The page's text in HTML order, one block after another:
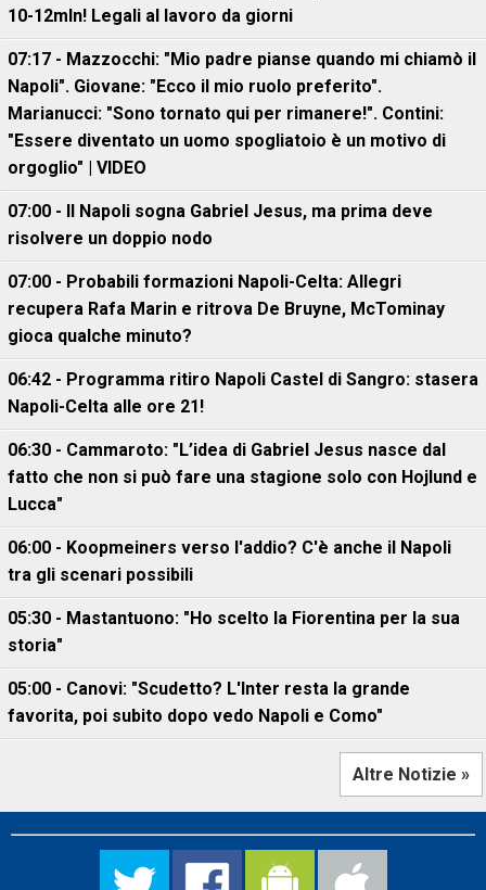
10-12mln! Legali al lavoro da giorni
07:17 - Mazzocchi: "Mio padre pianse quando mi chiamò il
Napoli". Giovane: "Ecco il mio ruolo preferito".
Marianucci: "Sono tornato qui per rimanere!". Contini:
"Essere diventato un uomo spogliatoio è un motivo di
orgoglio" | VIDEO
07:00 - Il Napoli sogna Gabriel Jesus, ma prima deve
risolvere un doppio nodo
07:00 - Probabili formazioni Napoli-Celta: Allegri
recupera Rafa Marin e ritrova De Bruyne, McTominay
gioca qualche minuto?
06:42 - Programma ritiro Napoli Castel di Sangro: stasera
Napoli-Celta alle ore 21!
06:30 - Cammaroto: "L’idea di Gabriel Jesus nasce dal
fatto che non si può fare una stagione solo con Hojlund e
Lucca"
06:00 - Koopmeiners verso l'addio? C'è anche il Napoli
tra gli scenari possibili
05:30 - Mastantuono: "Ho scelto la Fiorentina per la sua
storia"
05:00 - Canovi: "Scudetto? L'Inter resta la grande
favorita, poi subito dopo vedo Napoli e Como"
Altre Notizie »